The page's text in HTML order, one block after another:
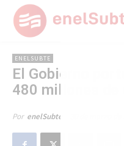
ENELSUBTE
El Gobierno
480 millones de
Por enelSubte